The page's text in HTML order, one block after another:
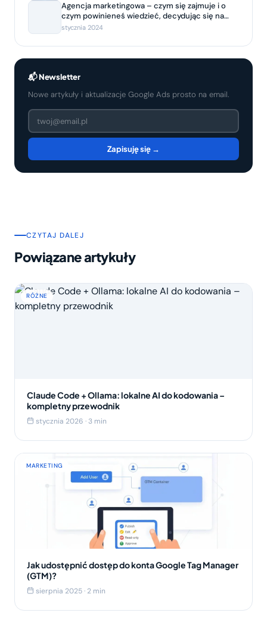
Agencja marketingowa – czym się zajmuje i o
czym powinieneś wiedzieć, decydując się na
współpracę?
stycznia 2024
📬 Newsletter
Nowe artykuły i aktualizacje Google Ads prosto na email.
Zapisuję się →
CZYTAJ DALEJ
Powiązane artykuły
RÓŻNE
Claude Code + Ollama: lokalne AI do kodowania –
kompletny przewodnik
stycznia 2026 · 3 min
MARKETING
Jak udostępnić dostęp do konta Google Tag Manager
(GTM)?
sierpnia 2025 · 2 min